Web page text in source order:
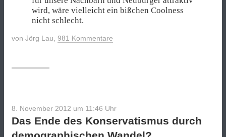
wird, wäre vielleicht ein bißchen Coolness
nicht schlecht.
von Jörg Lau 981 Kommentare
8. November 2012 um 11:46 Uhr
Das Ende des Konservatismus durch